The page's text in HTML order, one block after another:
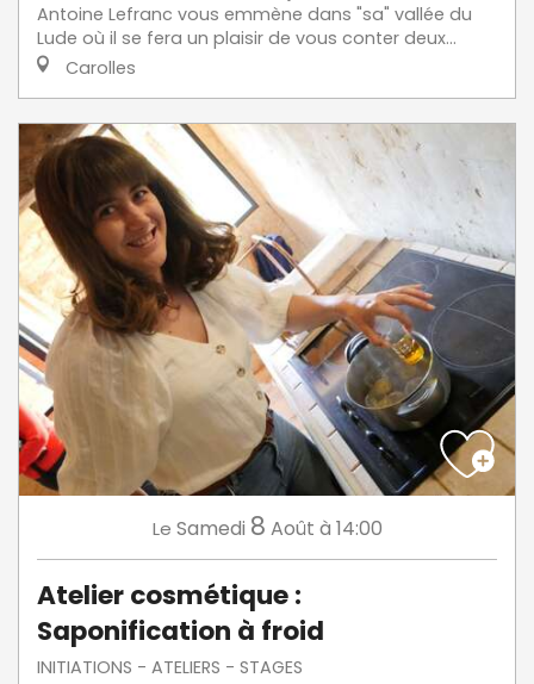
Antoine Lefranc vous emmène dans "sa" vallée du
Lude où il se fera un plaisir de vous conter deux...
Carolles
Le Samedi 8 Août à 14:00
Atelier cosmétique :
Saponification à froid
INITIATIONS - ATELIERS - STAGES